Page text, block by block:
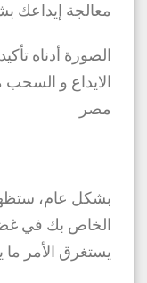
معالجة إيداعك
الصورة أدناه
الايداع و السحب
مصر
الخاص بك في
يستغرق الأمر ما يصل